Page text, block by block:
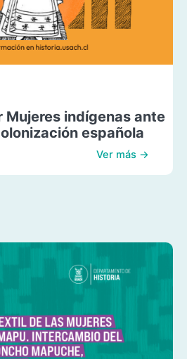
Mujeres indígenas ante
española
Ver más →